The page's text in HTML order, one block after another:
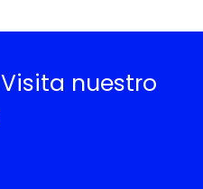
Visita nuestro